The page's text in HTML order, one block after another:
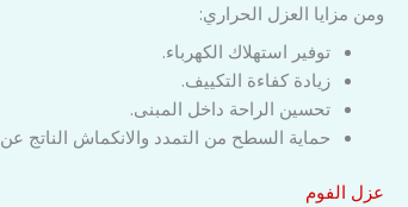
ومن مزايا العزل الحراري:
توفير استهلاك الكهرباء.
زيادة كفاءة التكييف.
تحسين الراحة داخل المبنى.
حماية السطح من التمدد والانكماش الناتج
عزل الفوم